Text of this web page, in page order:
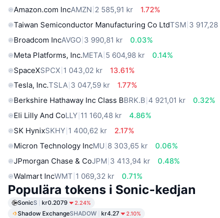
Amazon.com IncAMZN 2 585,91 kr
1.72%
Taiwan Semiconductor Manufacturing Co LtdTSM 3
Broadcom IncAVGO 3 990,81 kr
0.03%
Meta Platforms, Inc.META 5 604,98 kr
0.14%
SpaceXSPCX 1 043,02 kr
13.61%
Tesla, Inc.TSLA 3 047,59 kr
1.77%
Berkshire Hathaway Inc Class BBRK.B 4 921,01 kr
0.32%
Eli Lilly And CoLLY 11 160,48 kr
4.86%
SK HynixSKHY 1 400,62 kr
2.17%
Micron Technology IncMU 8 303,65 kr
0.06%
JPmorgan Chase & CoJPM 3 413,94 kr
0.48%
Walmart IncWMT 1 069,32 kr 0.71%
Populära tokens i Sonic-kedjan
SonicS kr0.2079 2.24%
Shadow ExchangeSHADOW kr4.27 2.10%